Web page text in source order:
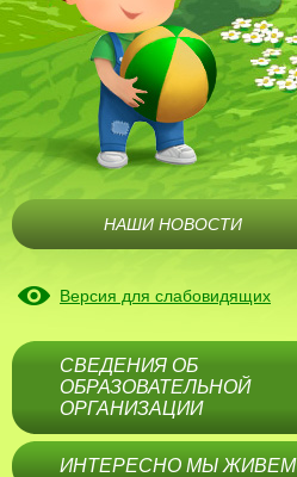
Версия для слабовидящих
СВЕДЕНИЯ ОБ
ОБРАЗОВАТЕЛЬНОЙ
ОРГАНИЗАЦИИ
ИНТЕРЕСНО МЫ ЖИВЕМ
НАШИ НОВОСТИ